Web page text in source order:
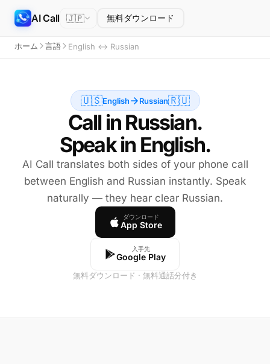
AI Call 🇯🇵 無料ダウンロード
ホーム 言語 English ↔ Russian
🇺🇸English Russian🇷🇺
Call in Russian.
Speak in English.
AI Call translates both sides of your phone call
between English and Russian instantly. Speak
naturally — they hear clear Russian.
ダウンロード
App Store
入手先
Google Play
無料ダウンロード · 無料通話分付き